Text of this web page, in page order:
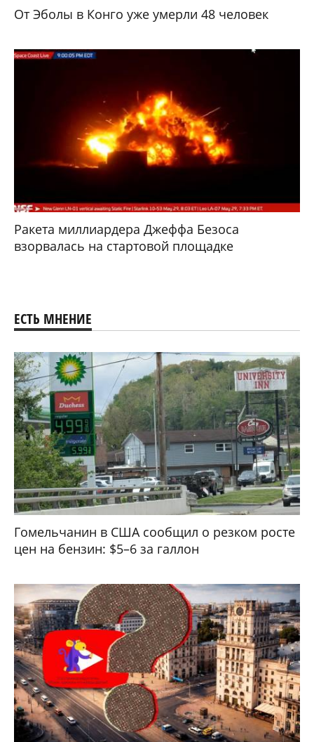
От Эболы в Конго уже умерли 48 человек
Ракета миллиардера Джеффа Безоса
взорвалась на стартовой площадке
ЕСТЬ МНЕНИЕ
Гомельчанин в США сообщил о резком росте
цен на бензин: $5–6 за галлон